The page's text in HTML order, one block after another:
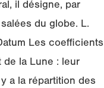
il désigne, par
du globe. L.
Les coefficients
de la Lune : leur
a la répartition des